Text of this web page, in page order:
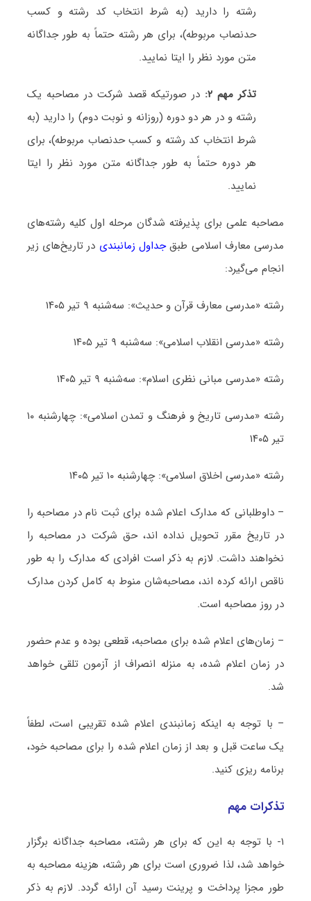
رشته را دارید (به شرط انتخاب کد رشته و کسب
حدنصاب مربوطه)، برای هر رشته حتماً به طور جداگانه
متن مورد نظر را ایتا نمایید.
تذکر مهم ۲:
در صورتیکه قصد شرکت در مصاحبه یک
رشته و در هر دو دوره (روزانه و نوبت دوم) را دارید (به
شرط انتخاب کد رشته و کسب حدنصاب مربوطه)، برای
هر دوره حتماً به طور جداگانه متن مورد نظر را ایتا
نمایید.
مصاحبه علمی برای پذیرفته شدگان مرحله اول کلیه رشته‌های
مدرسی معارف اسلامی طبقجداول زمانبندی در تاریخ‌های زیر
انجام می‌گیرد:
رشته «مدرسی معارف قرآن و حدیث»: سه‌شنبه ۹ تیر ۱۴۰۵
رشته «مدرسی انقلاب اسلامی»: سه‌شنبه ۹ تیر ۱۴۰۵
رشته «مدرسی مبانی نظری اسلام»: سه‌شنبه ۹ تیر ۱۴۰۵
رشته «مدرسی تاریخ و فرهنگ و تمدن اسلامی»: چهارشنبه ۱۰
تیر ۱۴۰۵
رشته «مدرسی اخلاق اسلامی»: چهارشنبه ۱۰ تیر ۱۴۰۵
– داوطلبانی که مدارک اعلام شده برای ثبت نام در مصاحبه را
در تاریخ مقرر تحویل نداده اند، حق شرکت در مصاحبه را
نخواهند داشت. لازم به ذکر است افرادی که مدارک را به طور
ناقص ارائه کرده اند، مصاحبه‌شان منوط به کامل کردن مدارک
در روز مصاحبه است.
– زمان‌های اعلام شده برای مصاحبه، قطعی بوده و عدم حضور
در زمان اعلام شده، به منزله انصراف از آزمون تلقی خواهد
شد.
– با توجه به اینکه زمانبندی اعلام شده تقریبی است، لطفاً
یک ساعت قبل و بعد از زمان اعلام شده را برای مصاحبه خود،
برنامه ریزی کنید.
تذکرات مهم
۱- با توجه به این که برای هر رشته، مصاحبه جداگانه برگزار
خواهد شد، لذا ضروری است برای هر رشته، هزینه مصاحبه به
طور مجزا پرداخت و پرینت رسید آن ارائه گردد. لازم به ذکر